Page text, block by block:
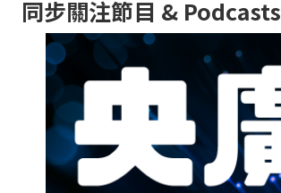
同步關注節目 & Podcasts